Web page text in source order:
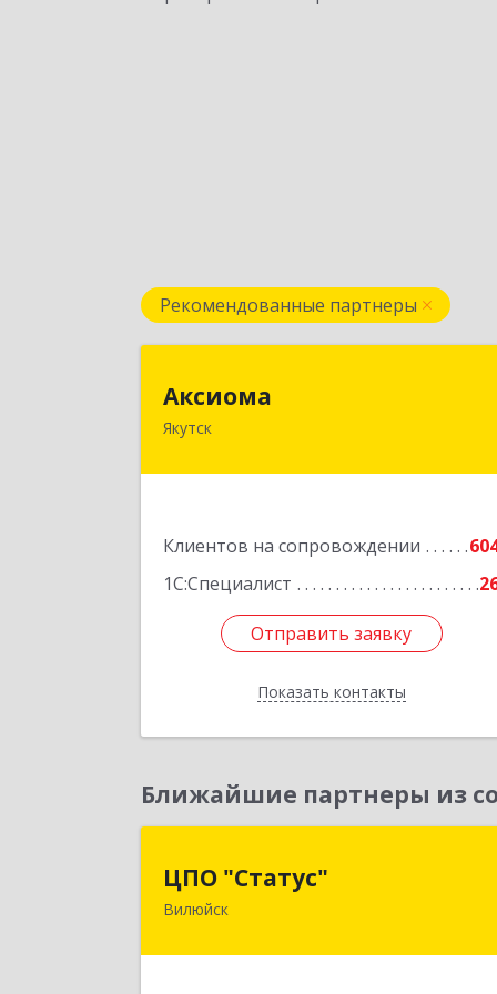
Рекомендованные партнеры
Аксиома
Якутск
Клиентов на сопровождении
1С:Специалист
Отправить заявку
Показать контакты
677000, Саха /Якутия/ Респ, Якутск г,
Отправить заявку
Назад
Ближайшие партнеры из
ЦПО "Статус"
Вилюйск
677000, Саха /Якутия/ Респ, Якутск г,